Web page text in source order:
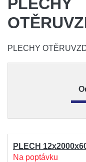
PLECHY
PLECH
Na poptávku